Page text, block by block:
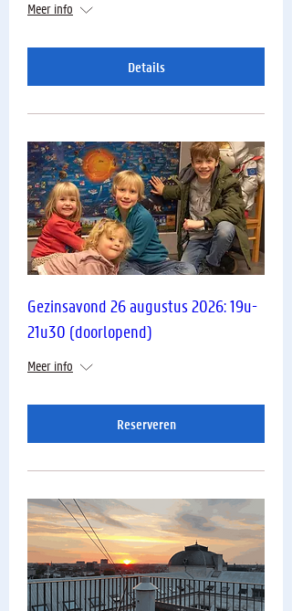
Meer info
Details
Gezinsavond 26 augustus 2026: 19u-
21u30 (doorlopend)
Meer info
Reserveren